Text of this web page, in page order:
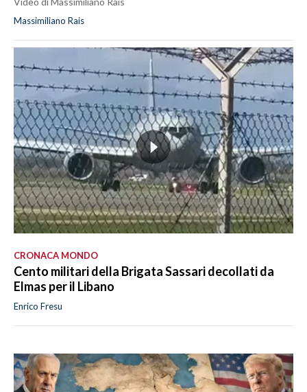
Massimiliano Rais
CRONACA MONDO
Cento militari della Brigata Sassari decollati da
Elmas per il Libano
Enrico Fresu